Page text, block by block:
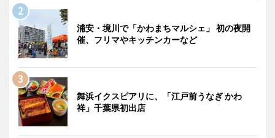
浦安・境川で「かわまちマルシェ」 初の夜開
催、フリマやキッチンカーなど
舞浜イクスピアリに、「江戸前うなぎ かわ
祥」千葉県初出店